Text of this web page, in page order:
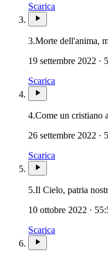
Scarica
3.Morte dell'anima,
19 settembre 2022 ·
Scarica
4.Come un cristiano
26 settembre 2022 ·
Scarica
5.Il Cielo, patria
10 ottobre 2022 ·
Scarica